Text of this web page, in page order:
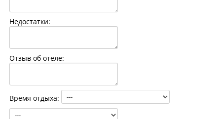
Недостатки:
Отзыв об отеле:
Время отдыха: